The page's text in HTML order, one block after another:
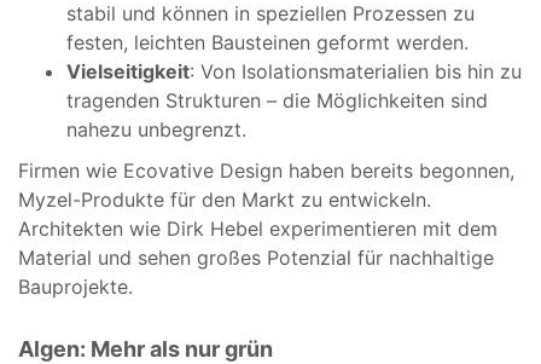
stabil und können in speziellen Prozessen zu
festen, leichten Bausteinen geformt werden.
Vielseitigkeit: Von Isolationsmaterialien bis hin zu
tragenden Strukturen – die Möglichkeiten sind
nahezu unbegrenzt.
Firmen wie Ecovative Design haben bereits begonnen,
Myzel-Produkte für den Markt zu entwickeln.
Architekten wie Dirk Hebel experimentieren mit dem
Material und sehen großes Potenzial für nachhaltige
Bauprojekte.
Algen: Mehr als nur grün